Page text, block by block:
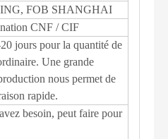
FOB SHANGHAI
CNF / CIF
jours pour la quantité de
Une grande
nous permet de
rapide.
besoin, peut faire pour